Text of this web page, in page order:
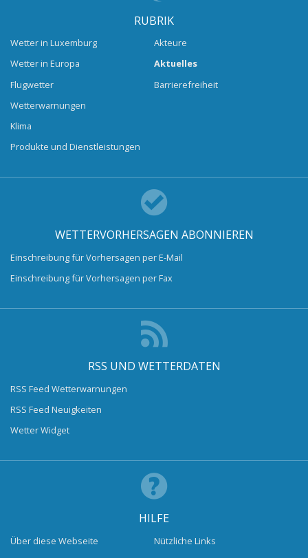
RUBRIK
Wetter in Luxemburg
Wetter in Europa
Flugwetter
Wetterwarnungen
Klima
Produkte und Dienstleistungen
Akteure
Aktuelles
Barrierefreiheit
WETTERVORHERSAGEN ABONNIEREN
Einschreibung für Vorhersagen per E-Mail
Einschreibung für Vorhersagen per Fax
RSS UND WETTERDATEN
RSS Feed Wetterwarnungen
RSS Feed Neuigkeiten
Wetter Widget
HILFE
Über diese Webseite
Nützliche Links